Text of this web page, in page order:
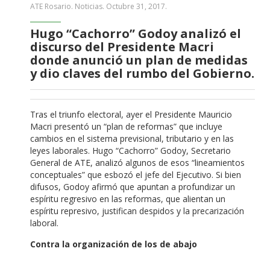
ATE Rosario. Noticias. Octubre 31, 2017.
Hugo “Cachorro” Godoy analizó el
discurso del Presidente Macri
donde anunció un plan de medidas
y dio claves del rumbo del Gobierno.
Tras el triunfo electoral, ayer el Presidente Mauricio
Macri presentó un “plan de reformas” que incluye
cambios en el sistema previsional, tributario y en las
leyes laborales. Hugo “Cachorro” Godoy, Secretario
General de ATE, analizó algunos de esos “lineamientos
conceptuales” que esbozó el jefe del Ejecutivo. Si bien
difusos, Godoy afirmó que apuntan a profundizar un
espíritu regresivo en las reformas, que alientan un
espíritu represivo, justifican despidos y la precarización
laboral.
Contra la organización de los de abajo